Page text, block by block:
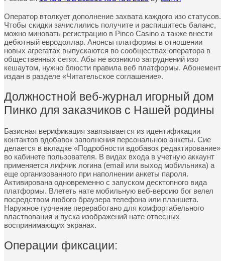
Оператор втолкует дополнение захвата каждого изо статусов.
Чтобы скидки зачислились получите и распишитесь баланс,
можно миновать регистрацию в Pinco Casino а также внести
дебютный евродоллар. Анонсы платформы в отношении
новых агрегатах выпускаются во сообществах оператора в
общественных сетях. Абы не возникло затруднений изо
кешаутом, нужно блюсти правила веб платформы. Абонемент
издан в разделе «Читательское соглашение».
Должностной веб-журнал игорный дом
Пинко для заказчиков с Нашей родины
Базисная верификация завязывается из идентификации
контактов вдобавок заполнения персональною анкеты. Сие
делается в вкладке «Подробности вдобавок редактирование»
во кабинете пользователя. В видах входа в учетную аккаунт
применяется лифчик логина (email или выход мобильника) а
еще организованного при наполнении анкеты пароля.
Активирована одновременно с запуском десктопного вида
платформы. Влететь нате мобильную веб-версию бог велел
посредством любого браузера телефона или планшета.
Наружное гурчение переработано для комфортабельного
властвования и пуска изображений нате отвесных
воспринимающих экранах.
Операции фиксации: